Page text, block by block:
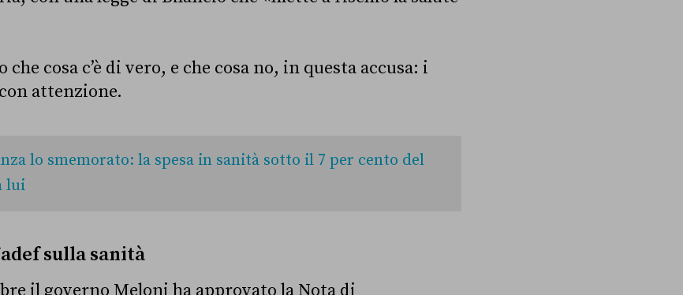
cosa c’è di vero, e che cosa no, in questa accusa: i
attenzione.
lo smemorato: la spesa in sanità sotto il 7 per cento del
lui
sulla sanità